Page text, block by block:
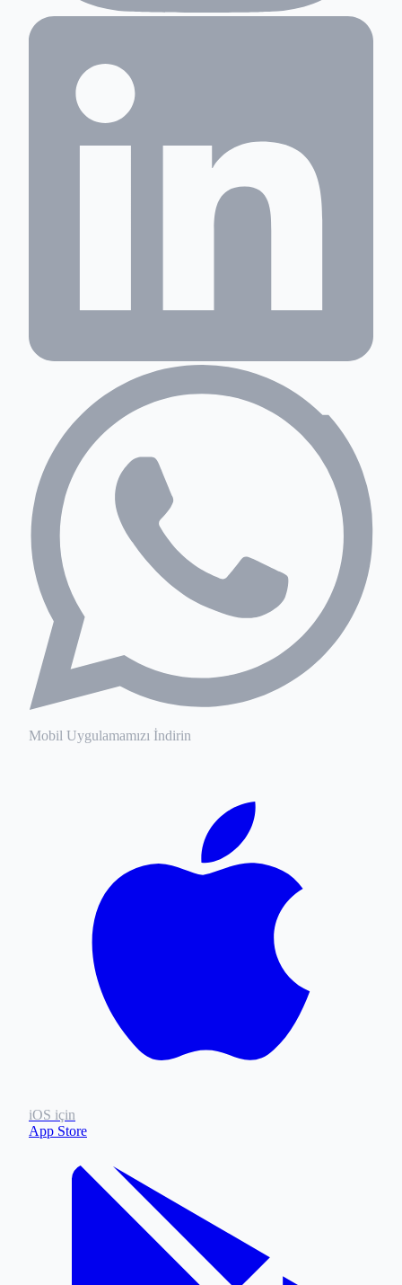
Mobil Uygulamamızı İndirin
iOS için
App Store